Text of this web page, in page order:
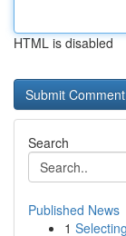
HTML is disabled
Search
Published News
1